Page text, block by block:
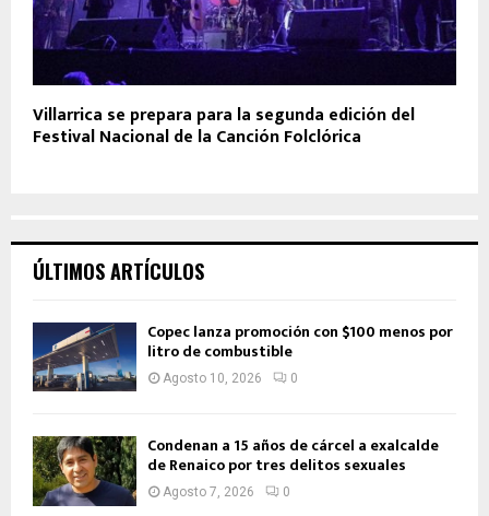
Villarrica se prepara para la segunda edición del
Festival Nacional de la Canción Folclórica
ÚLTIMOS ARTÍCULOS
Copec lanza promoción con $100 menos por
litro de combustible
Agosto 10, 2026 0
Condenan a 15 años de cárcel a exalcalde
de Renaico por tres delitos sexuales
Agosto 7, 2026 0